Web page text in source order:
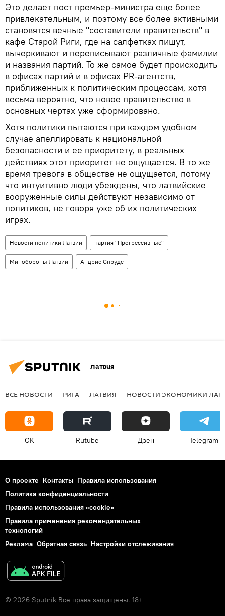
Это делает пост премьер-министра еще более
привлекательным, и поэтому все более активными
становятся вечные "составители правительств" в
кафе Старой Риги, где на салфетках пишут,
вычеркивают и переписывают различные фамилии
и названия партий. То же самое будет происходить
в офисах партий и в офисах PR-агентств,
приближенных к политическим процессам, хотя
весьма вероятно, что новое правительство в
основных чертах уже сформировано.
Хотя политики пытаются при каждом удобном
случае апеллировать к национальной
безопасности и ее приоритету, в реальных
действиях этот приоритет не ощущается. В то же
время тревога в обществе не ощущается, потому
что интуитивно люди убеждены, что латвийские
вооруженные силы действуют независимо от
политиков, не говоря уже об их политических
играх.
Новости политики Латвии партия "Прогрессивные"
Минобороны Латвии Андрис Спрудс
Латвия
ВСЕ НОВОСТИ РИГА ЛАТВИЯ НОВОСТИ ЭКОНОМИКИ
OK Rutube Дзен Telegram
О проекте Контакты Правила использования
Политика конфиденциальности
Правила использования «cookie»
Правила применения рекомендательных
технологий
Реклама Обратная связь Настройки отслеживания
© 2026 Sputnik Все права защищены. 18+